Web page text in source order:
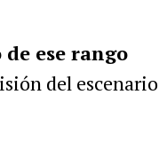
ese rango
del escenario